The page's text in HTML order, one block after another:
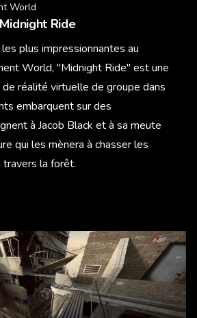
World
Ride
plus impressionnantes au
World, "Midnight Ride" est une
réalité virtuelle de groupe dans
embarquent sur des
à Jacob Black et à sa meute
qui les mènera à chasser les
travers la forêt.